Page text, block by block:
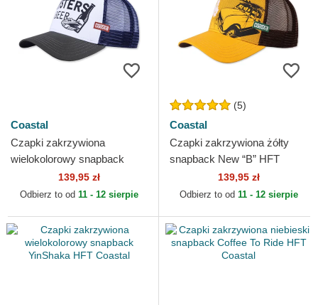
Coastal
Czapki zakrzywiona
wielokolorowy snapback
Oysters & Beer HFT Coastal
139,95 zł
Odbierz to od 11 - 12 sierpie
(5)
Coastal
Czapki zakrzywiona żółty
snapback New “B” HFT
139,95 zł
Odbierz to od 11 - 12 sierpie